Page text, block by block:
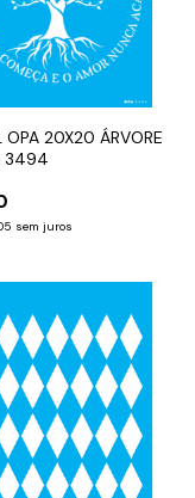
OPA 20X20 ÁRVORE
3494
sem juros